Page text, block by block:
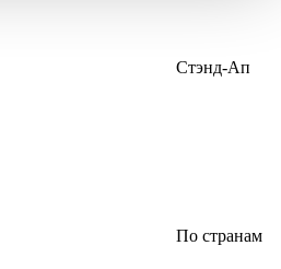
Стэнд-Ап
По странам